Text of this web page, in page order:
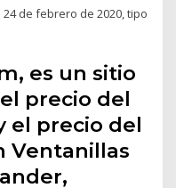
de febrero de 2020, tipo
es un sitio
precio del
el precio del
Ventanillas